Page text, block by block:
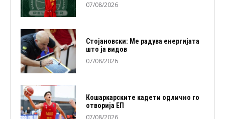
07/08/2026
Стојановски: Ме радува енергијата
што ја видов
07/08/2026
Кошаркарските кадети одлично го
отворија ЕП
07/08/2026